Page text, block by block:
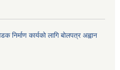
कार्यको लागि बोलपत्र अह्वान